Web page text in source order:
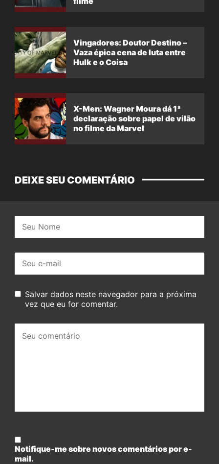
Vingadores: Doutor Destino –
Vaza épica cena de luta entre
Hulk e o Coisa
X-Men: Wagner Moura dá 1ª
declaração sobre papel de vilão
no filme da Marvel
DEIXE SEU COMENTÁRIO
mail:
Salvar dados neste navegador para a próxima
vez que eu for comentar.
comentário:
Notifique-me sobre novos comentários por e-
mail.